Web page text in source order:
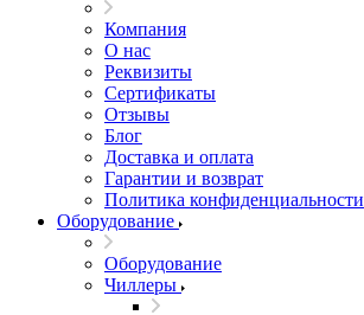
Компания
О нас
Реквизиты
Сертификаты
Отзывы
Блог
Доставка и оплата
Гарантии и возврат
Политика конфиденциальности
Оборудование
Оборудование
Чиллеры